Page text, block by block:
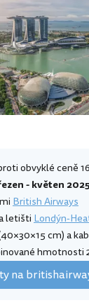
obvyklé ceně
- květen
British Airways
letištiLondýn-
cm) a
hmotnosti
na